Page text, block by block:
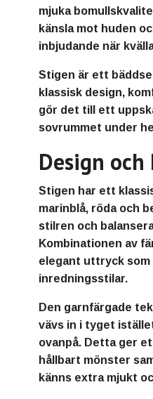
mjuka
känsla mot huden
inbjudande när
Stigen är ett
klassisk design,
gör det till ett
sovrummet under
Design
Stigen har ett
marinblå, röda och
stilren och
Kombinationen av
elegant uttryck som
inredningsstilar.
Den garnfärgade
vävs in i tyget
ovanpå. Detta ger
hållbart mönster
känns extra mjukt